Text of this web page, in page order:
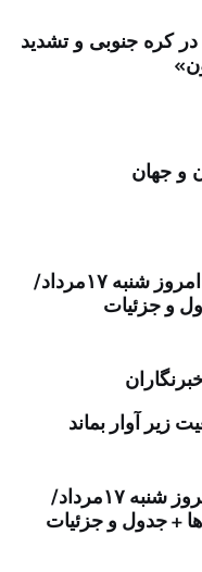
کره جنوبی و تشدید
و جهان
قیمت طلای ۱۸عیار امروز شنبه ۱۷مرداد/
و جزئیات
زیر آوار بماند
قیمت طلا و سکه امروز شنبه ۱۷مرداد/
+ جدول و جزئیات